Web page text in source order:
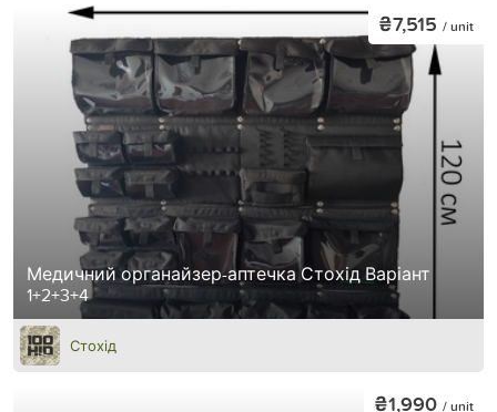
Медичний органайзер-аптечка Стохід Варіант
1+2+3+4
₴7,515 / unit
Стохід
₴1,990 / unit